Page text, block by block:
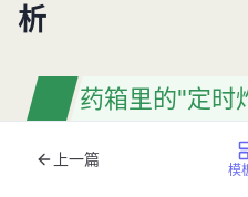
析
药箱里的"定时
上一篇
模